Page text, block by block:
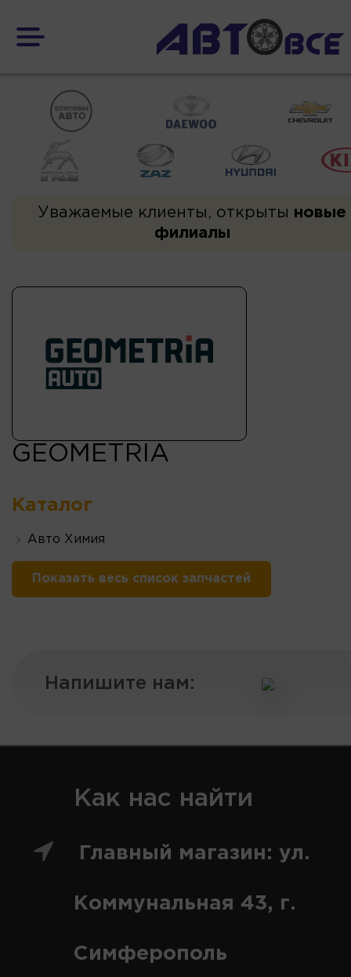
Уважаемые клиенты, открыты новые
филиалы
GEOMETRIA
Каталог
Авто Химия
Показать весь список запчастей
Напишите нам:
Как нас найти
Главный магазин: ул.
Коммунальная 43, г.
Симферополь